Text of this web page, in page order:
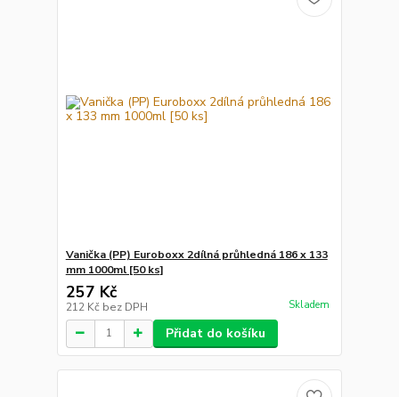
Vanička (PP) Euroboxx 2dílná průhledná 186 x 133
mm 1000ml [50 ks]
257 Kč
212 Kč bez DPH Skladem
Přidat do košíku